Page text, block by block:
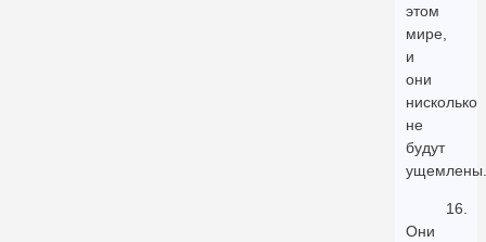
этом
мире,
и
они
нисколько
не
будут
ущемлены.
16.
Они